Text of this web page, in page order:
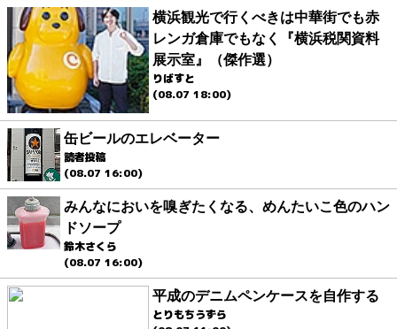
横浜観光で行くべきは中華街でも赤
レンガ倉庫でもなく『横浜税関資料
展示室』（傑作選）
りばすと
(08.07 18:00)
缶ビールのエレベーター
読者投稿
(08.07 16:00)
みんなにおいを嗅ぎたくなる、めんたいこ色のハン
ドソープ
鈴木さくら
(08.07 16:00)
平成のデニムペンケースを自作する
とりもちうずら